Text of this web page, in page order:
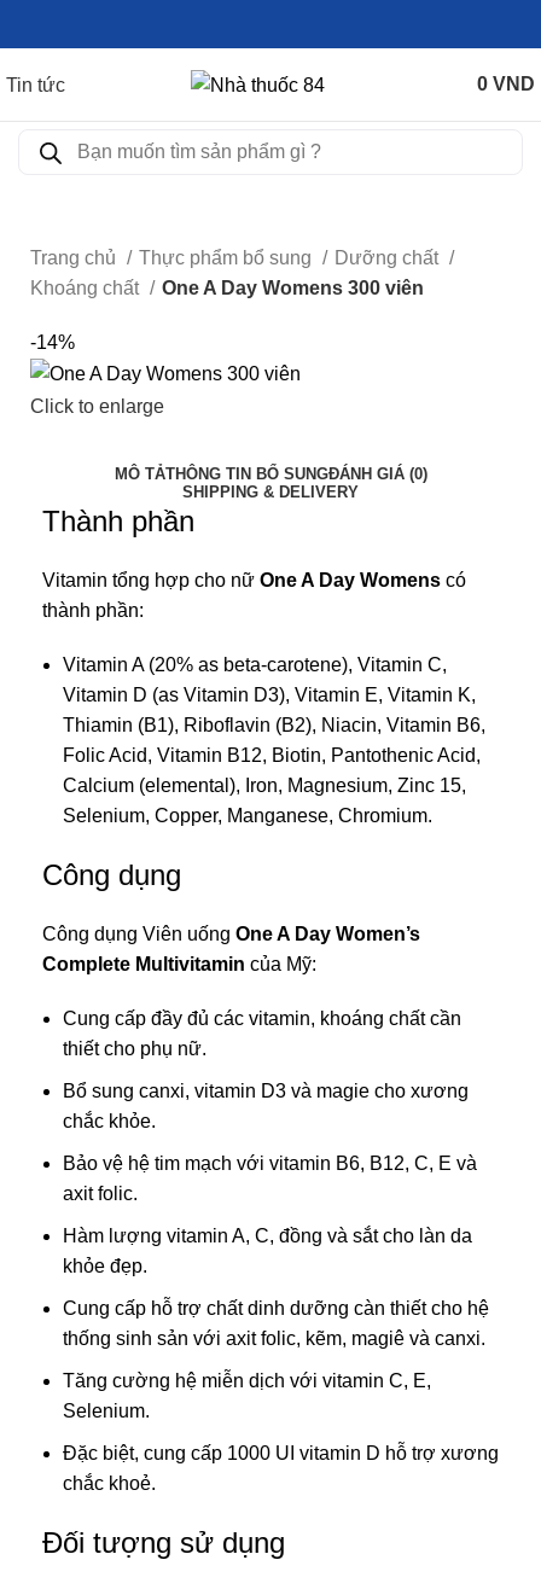
Tin tức 0 VND
Trang chủ Thực phẩm bổ sung
Dưỡng chất
Khoáng chất
One A Day Womens 300 viên
-14%
Click to enlarge
MÔ TẢTHÔNG TIN BỔ SUNGĐÁNH GIÁ (0)
SHIPPING & DELIVERY
Thành phần
Vitamin tổng hợp cho nữ One A Day Womens có
thành phần:
Vitamin A (20% as beta-carotene), Vitamin C,
Vitamin D (as Vitamin D3), Vitamin E, Vitamin K,
Thiamin (B1), Riboflavin (B2), Niacin, Vitamin B6,
Folic Acid, Vitamin B12, Biotin, Pantothenic Acid,
Calcium (elemental), Iron, Magnesium, Zinc 15,
Selenium, Copper, Manganese, Chromium.
Công dụng
Công dụng Viên uống One A Day Women’s
Complete Multivitamin của Mỹ:
Cung cấp đầy đủ các vitamin, khoáng chất cần
thiết cho phụ nữ.
Bổ sung canxi, vitamin D3 và magie cho xương
chắc khỏe.
Bảo vệ hệ tim mạch với vitamin B6, B12, C, E và
axit folic.
Hàm lượng vitamin A, C, đồng và sắt cho làn da
khỏe đẹp.
Cung cấp hỗ trợ chất dinh dưỡng càn thiết cho hệ
thống sinh sản với axit folic, kẽm, magiê và canxi.
Tăng cường hệ miễn dịch với vitamin C, E,
Selenium.
Đặc biệt, cung cấp 1000 UI vitamin D hỗ trợ xương
chắc khoẻ.
Đối tượng sử dụng